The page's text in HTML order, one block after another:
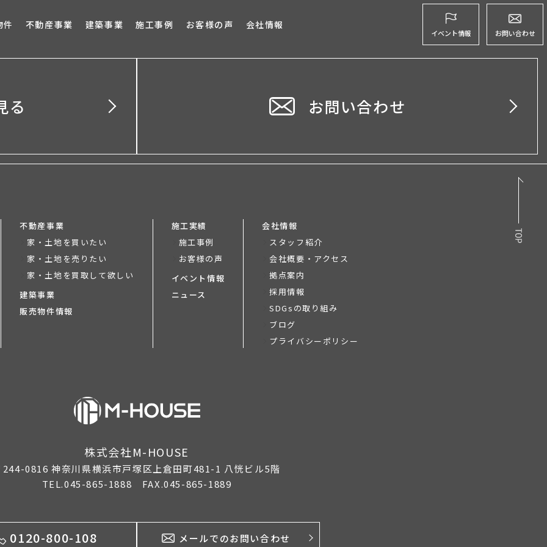
件 不動産事業 建築事業 施工事例 お客様の声 会社情報
イベント情報 お問い合わせ
る お問い合わせ
不動産事業
家・土地を買いたい
家・土地を売りたい
家・土地を買取して欲しい
建築事業
販売物件情報
施工実績
施工事例
お客様の声
イベント情報
ニュース
会社情報
スタッフ紹介
会社概要・アクセス
拠点案内
採用情報
SDGsの取り組み
ブログ
プライバシーポリシー
株式会社M-HOUSE
244-0816 神奈川県横浜市戸塚区上倉田町481-1 八恍ビル5階
TEL.045-865-1888 FAX.045-865-1889
0120-800-108 メールでのお問い合わせ